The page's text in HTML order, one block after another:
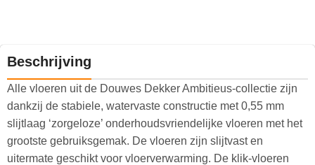
Beschrijving
Alle vloeren uit de Douwes Dekker Ambitieus-collectie zijn
dankzij de stabiele, watervaste constructie met 0,55 mm
slijtlaag ‘zorgeloze’ onderhoudsvriendelijke vloeren met het
grootste gebruiksgemak. De vloeren zijn slijtvast en
uitermate geschikt voor vloerverwarming. De klik-vloeren